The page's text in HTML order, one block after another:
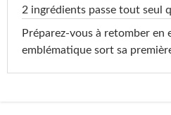
2 ingrédients passe tout seul
Préparez-vous à retomber en
emblématique sort sa